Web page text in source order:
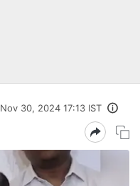
Nov 30, 2024 17:13 IST